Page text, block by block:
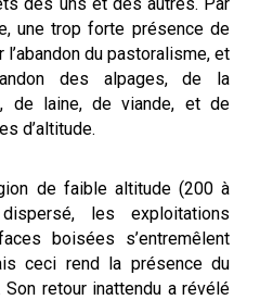
une trop forte présence de
l’abandon du pastoralisme, et
des alpages, de la
de laine, de viande, et de
d’altitude.
de faible altitude (200 à
les exploitations
boisées s’entremêlent
ceci rend la présence du
retour inattendu a révélé